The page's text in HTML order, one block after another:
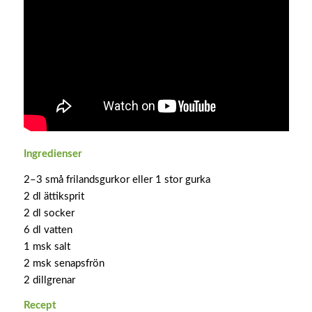
Ingredienser
2–3 små frilandsgurkor eller 1 stor gurka
2 dl ättiksprit
2 dl socker
6 dl vatten
1 msk salt
2 msk senapsfrön
2 dillgrenar
Recept